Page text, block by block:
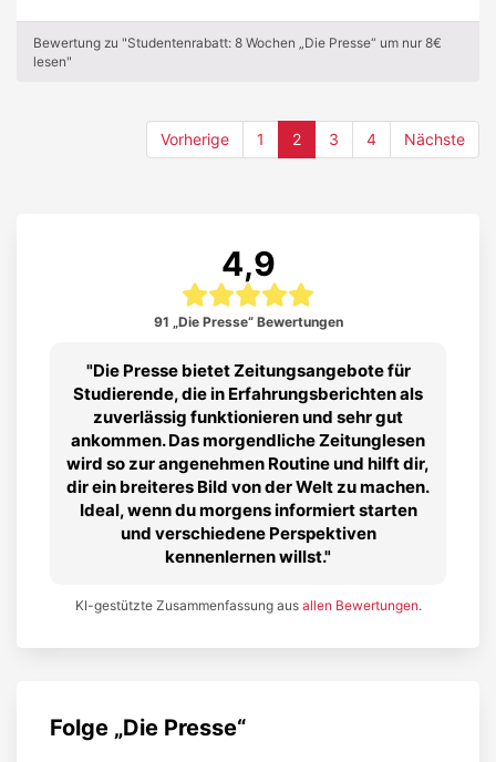
Bewertung zu "Studentenrabatt: 8 Wochen „Die Presse“ um nur 8€
lesen"
Vorherige 1 2(current)
3 4 Nächste
4,9
91 „Die Presse“ Bewertungen
Die Presse bietet Zeitungsangebote für
Studierende, die in Erfahrungsberichten als
zuverlässig funktionieren und sehr gut
ankommen. Das morgendliche Zeitunglesen
wird so zur angenehmen Routine und hilft dir,
dir ein breiteres Bild von der Welt zu machen.
Ideal, wenn du morgens informiert starten
und verschiedene Perspektiven
kennenlernen willst.
KI-gestützte Zusammenfassung aus allen Bewertungen.
Folge „Die Presse“